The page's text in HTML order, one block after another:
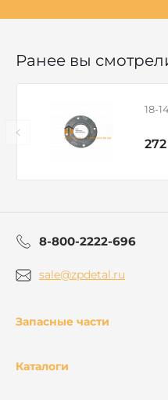
Ранее вы
18-
8-800-2222-696
sale@zpdetal.ru
Запасные части
Каталоги